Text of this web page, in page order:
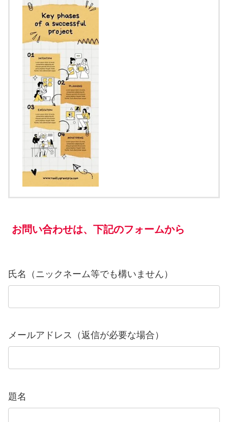
お問い合わせは、下記のフォームから
氏名（ニックネーム等でも構いません）
メールアドレス（返信が必要な場合）
題名